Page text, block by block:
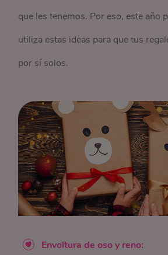
que les tenemos. Por eso, este año
utiliza estas ideas para que tus
por sí solos.
Envoltura de oso y reno: